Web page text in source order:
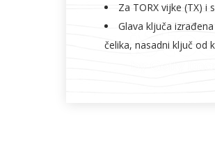
Za TORX vijke (TX) i
Glava ključa
čelika, nasadni ključ od